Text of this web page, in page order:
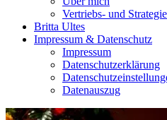
Vertriebs- und
Britta Ultes
Impressum & Datenschutz
Impressum
Datenschutzerklärung
Datenauszug